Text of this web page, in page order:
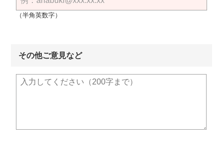
（半角英数字）
その他ご意見など